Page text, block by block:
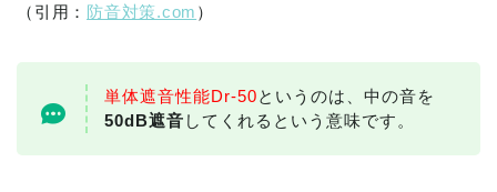
（引用： 防音対策.com ）
単体遮音性能Dr-50というのは、中の音を
50dB遮音 してくれるという意味です。